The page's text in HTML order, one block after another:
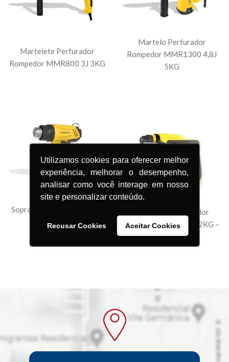
Utilizamos cookies para oferecer melhor
experiência, melhorar o desempenho,
analisar como você interage em nosso
site e personalizar conteúdo.
Recusar Cookies Aceitar Cookies
Martelete Perfurador
Rompedor MMR800 3J 3KG
Martelo Perfurador
Rompedor MMR1300 4,8J
5KG
Soprador Térmico MTI 20V
Intercambiável
Martelete Perfurador
Rompedor MAI 2,2J – 2KG –
20V